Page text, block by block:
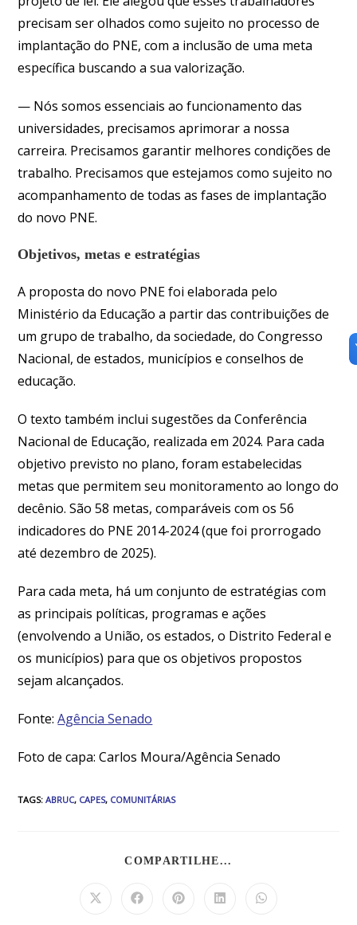
precisam ser olhados como sujeito no processo de
implantação do PNE, com a inclusão de uma meta
específica buscando a sua valorização.
— Nós somos essenciais ao funcionamento das
universidades, precisamos aprimorar a nossa
carreira. Precisamos garantir melhores condições de
trabalho. Precisamos que estejamos como sujeito no
acompanhamento de todas as fases de implantação
do novo PNE.
Objetivos, metas e estratégias
A proposta do novo PNE foi elaborada pelo
Ministério da Educação a partir das contribuições de
um grupo de trabalho, da sociedade, do Congresso
Nacional, de estados, municípios e conselhos de
educação.
O texto também inclui sugestões da Conferência
Nacional de Educação, realizada em 2024. Para cada
objetivo previsto no plano, foram estabelecidas
metas que permitem seu monitoramento ao longo do
decênio. São 58 metas, comparáveis com os 56
indicadores do PNE 2014-2024 (que foi prorrogado
até dezembro de 2025).
Para cada meta, há um conjunto de estratégias com
as principais políticas, programas e ações
(envolvendo a União, os estados, o Distrito Federal e
os municípios) para que os objetivos propostos
sejam alcançados.
Fonte:Agência Senado
Foto de capa: Carlos Moura/Agência Senado
TAGS:ABRUC, CAPES, COMUNITÁRIAS
COMPARTILHE...